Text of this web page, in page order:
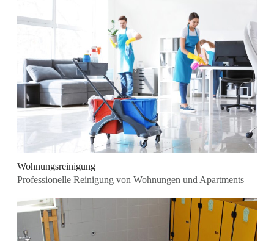
Wohnungsreinigung
Professionelle Reinigung von Wohnungen und Apartments